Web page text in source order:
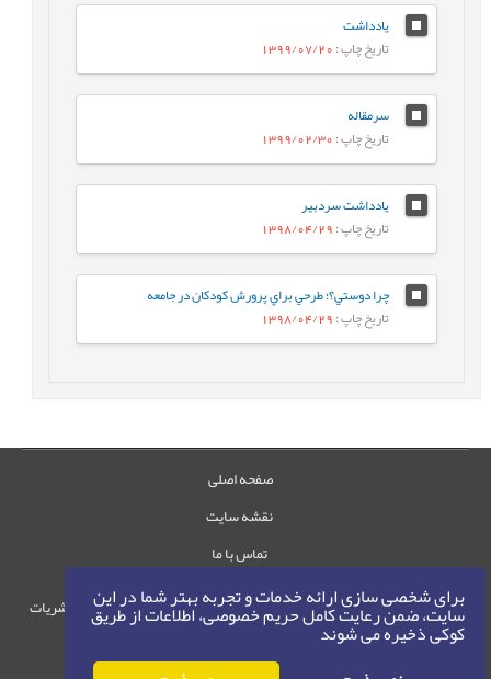
برای شخصی سازی ارائه خدمات و تجربه بهتر شما در این
سایت، ضمن رعایت کامل حریم خصوصی، اطلاعات از طریق
کوکی ذخیره می شوند
یادداشت
تاریخ چاپ: 1399/07/20
سرمقاله
تاریخ چاپ: 1399/02/30
یادداشت سردبیر
تاریخ چاپ: 1398/04/29
چرا دوستي؟؛ طرحي براي پرورش كودكان در جامعه
تاریخ چاپ: 1398/04/29
صفحه اصلی
نقشه سایت
تماس با ما
حقوق این وب‌سایت متعلق به سامانه مدیریت نشریات
رایمگ است.
حق نشر©
1405-1396